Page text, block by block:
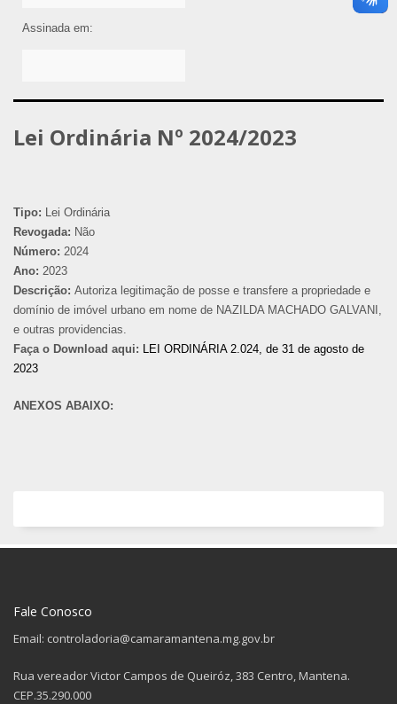
Assinada em:
Lei Ordinária Nº 2024/2023
Tipo: Lei Ordinária
Revogada: Não
Número: 2024
Ano: 2023
Descrição: Autoriza legitimação de posse e transfere a propriedade e
domínio de imóvel urbano em nome de NAZILDA MACHADO GALVANI,
e outras providencias.
Faça o Download aqui: LEI ORDINÁRIA 2.024, de 31 de agosto de
2023
ANEXOS ABAIXO:
Fale Conosco
Email: controladoria@camaramantena.mg.gov.br
Rua vereador Victor Campos de Queiróz, 383 Centro, Mantena.
CEP.35.290.000